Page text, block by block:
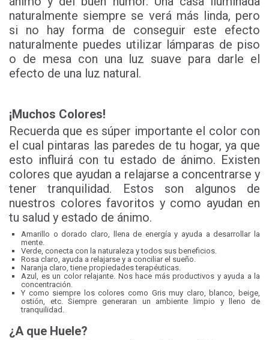
naturalmente siempre se verá más linda, pero
si no hay forma de conseguir este efecto
naturalmente puedes utilizar lámparas de piso
o de mesa con una luz suave para darle el
efecto de una luz natural.
¡Muchos Colores!
Recuerda que es súper importante el color con
el cual pintaras las paredes de tu hogar, ya que
esto influirá con tu estado de ánimo. Existen
colores que ayudan a relajarse a concentrarse y
tener tranquilidad. Estos son algunos de
nuestros colores favoritos y como ayudan en
tu salud y estado de ánimo.
Amarillo o dorado claro, llena de energía y ayuda a desarrollar la
mente.
Verde, conecta con la naturaleza y todos sus beneficios.
Rosa claro, ayuda a relajarse y a conciliar el sueño.
Naranja claro, tiene propiedades terapéuticas.
Azul, es un color relajante. Nos hace más productivos y ayuda a la
concentración.
Y como siempre los colores como Gris muy claro, blanco, beige,
ostión, etc. Siempre generaran un ambiente limpio y lleno de
tranquilidad.
¿A que Huele?